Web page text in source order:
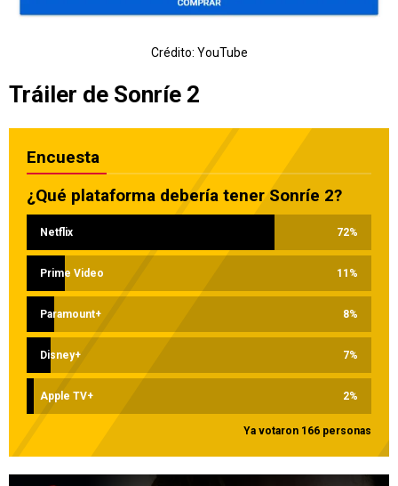
Crédito: YouTube
Tráiler de Sonríe 2
Encuesta
¿Qué plataforma debería tener Sonríe 2?
Netflix 72%
Prime Video 11 %
Paramount+ 8%
Disney+ 7%
Apple TV+ 2%
Ya votaron 166 personas